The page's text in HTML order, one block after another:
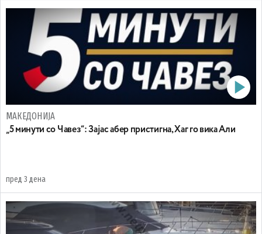
МАКЕДОНИЈА
„5 минути со Чавез“: Зајас абер пристигна, Хаг го вика Али
пред 3 дена